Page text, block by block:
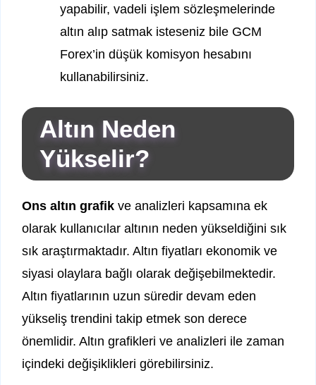
yapabilir, vadeli işlem sözleşmelerinde
altın alıp satmak isteseniz bile GCM
Forex’in düşük komisyon hesabını
kullanabilirsiniz.
Altın Neden
Yükselir?
Ons altın grafik ve analizleri kapsamına ek
olarak kullanıcılar altının neden yükseldiğini sık
sık araştırmaktadır. Altın fiyatları ekonomik ve
siyasi olaylara bağlı olarak değişebilmektedir.
Altın fiyatlarının uzun süredir devam eden
yükseliş trendini takip etmek son derece
önemlidir. Altın grafikleri ve analizleri ile zaman
içindeki değişiklikleri görebilirsiniz.